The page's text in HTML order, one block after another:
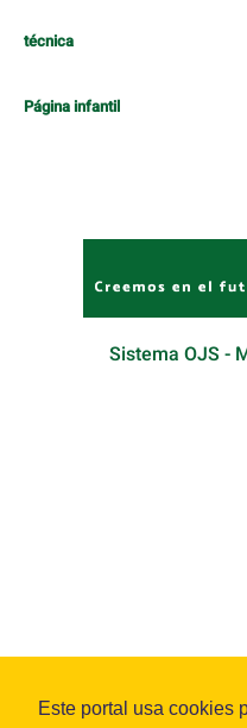
Este portal usa cookies
técnica
Página infantil
Sistema OJS -